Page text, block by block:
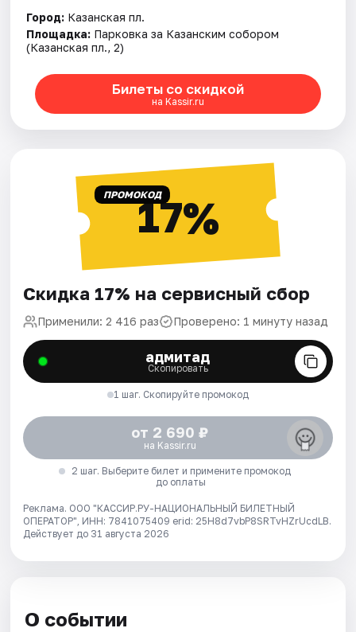
Город: Казанская пл.
Площадка: Парковка за Казанским собором
(Казанская пл., 2)
Билеты со скидкой
на Kassir.ru
ПРОМОКОД17%
Скидка 17% на сервисный сбор
Применили: 2 416 раз Проверено: 1 минуту назад
адмитад
Скопировать
1 шаг. Скопируйте промокод
от 2 690 ₽
на Kassir.ru
2 шаг. Выберите билет и примените промокод
до оплаты
Реклама. ООО "КАССИР.РУ-НАЦИОНАЛЬНЫЙ БИЛЕТНЫЙ
ОПЕРАТОР", ИНН: 7841075409 erid: 25H8d7vbP8SRTvHZrUcdLB.
Действует до 31 августа 2026
О событии